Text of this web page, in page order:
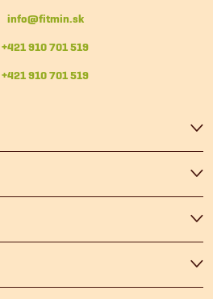
info@fitmin.sk
+421 910 701 519
+421 910 701 519